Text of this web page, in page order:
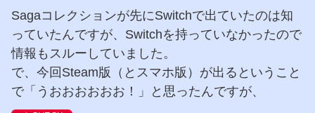
Sagaコレクションが先にSwitchで出ていたのは知
っていたんですが、Switchを持っていなかったので
情報もスルーしていました。
で、今回Steam版（とスマホ版）が出るということ
で「うおおおおおお！」と思ったんですが、